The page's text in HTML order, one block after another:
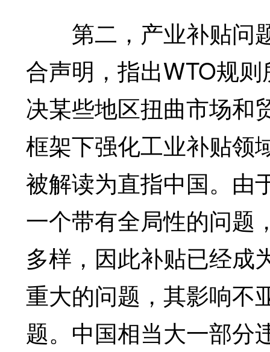
第二，产业补贴问
合声明，指出WTO规
决某些地区扭曲市场和
框架下强化工业补贴领
被解读为直指中国。由
一个带有全局性的问题
多样，因此补贴已经成
重大的问题，其影响不
题。中国相当大一部分